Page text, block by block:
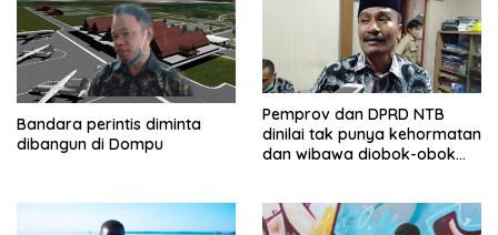
Bandara perintis diminta
dibangun di Dompu
Pemprov dan DPRD NTB
dinilai tak punya kehormatan
dan wibawa diobok-obok